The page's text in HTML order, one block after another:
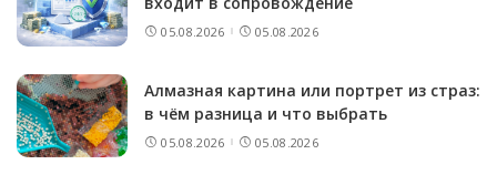
05.08.2026 05.08.2026
Алмазная картина или портрет из страз:
в чём разница и что выбрать
05.08.2026 05.08.2026